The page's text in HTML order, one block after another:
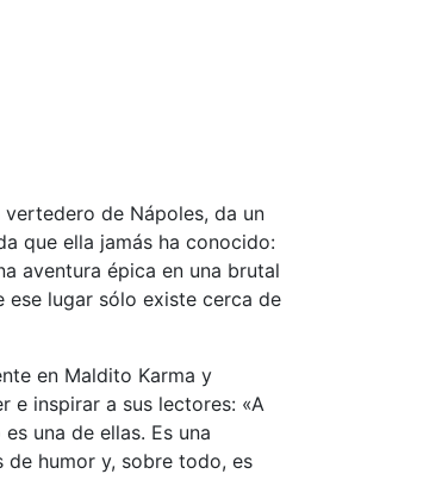
de Nápoles, da un
que ella jamás ha conocido:
aventura épica en una brutal
ese lugar sólo existe cerca de
en Maldito Karma y
e inspirar a sus lectores: «A
una de ellas. Es una
de humor y, sobre todo, es